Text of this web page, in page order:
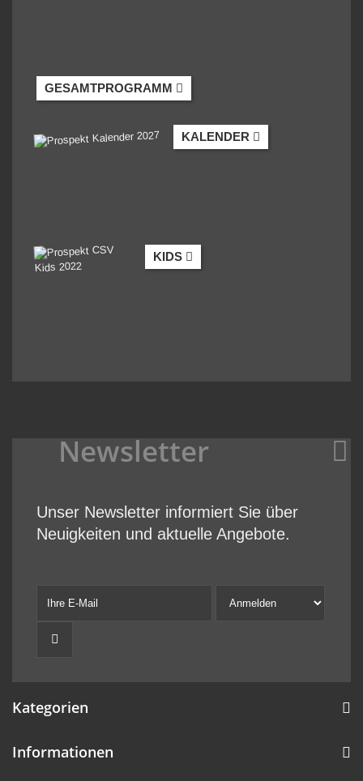
GESAMTPROGRAMM
KALENDER
KIDS
Newsletter
Unser Newsletter informiert Sie über
Neuigkeiten und aktuelle Angebote.
Kategorien
Informationen